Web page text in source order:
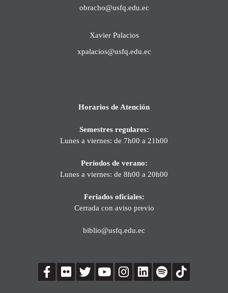
obracho@usfq.edu.ec
Xavier Palacios
xpalacios@usfq.edu.ec
Horarios de Atención
Semestres regulares:
Lunes a viernes: de 7h00 a 21h00
Períodos de verano:
Lunes a viernes: de 8h00 a 20h00
Feriados oficiales:
Cerrada con aviso previo
biblio@usfq.edu.ec